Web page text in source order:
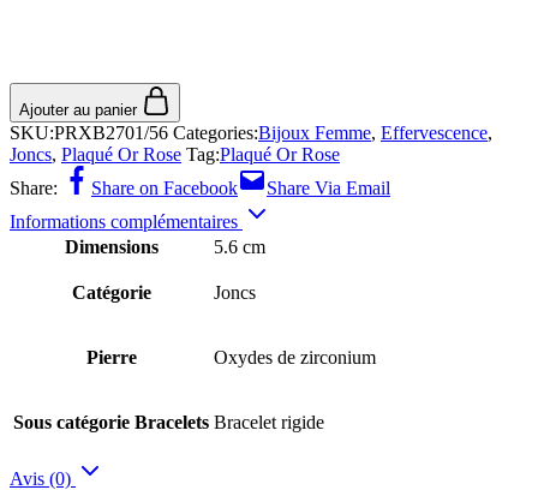
Ajouter au panier
SKU:PRXB2701/56 Categories:Bijoux Femme, Effervescence,
Joncs, Plaqué Or Rose Tag:Plaqué Or Rose
Share:
Share on Facebook
Share Via Email
Informations complémentaires
Dimensions
5.6 cm
Catégorie Joncs
Pierre Oxydes de zirconium
Sous catégorie Bracelets Bracelet rigide
Avis (0)